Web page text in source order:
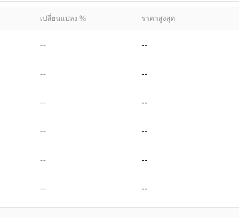
เปลี่ยนแปลง % ราคาสูงสุด
-- --
-- --
-- --
-- --
-- --
-- --